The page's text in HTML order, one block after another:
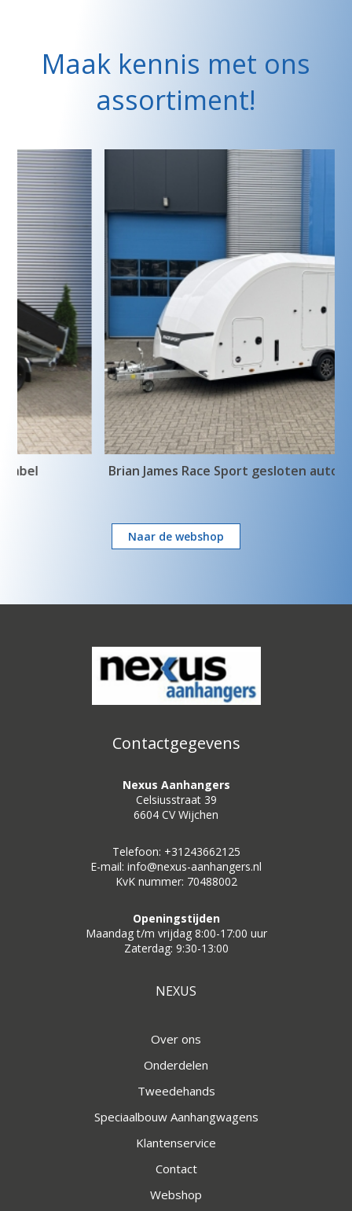
Maak kennis met ons
assortiment!
Brian James Race Sport gesloten autotransporter
Naar de webshop
Contactgegevens
Nexus Aanhangers
Celsiusstraat 39
6604 CV Wijchen
Telefoon: +31243662125
E-mail: info@nexus-aanhangers.nl
KvK nummer: 70488002
Openingstijden
Maandag t/m vrijdag 8:00-17:00 uur
Zaterdag: 9:30-13:00
NEXUS
Over ons
Onderdelen
Tweedehands
Speciaalbouw Aanhangwagens
Klantenservice
Contact
Webshop